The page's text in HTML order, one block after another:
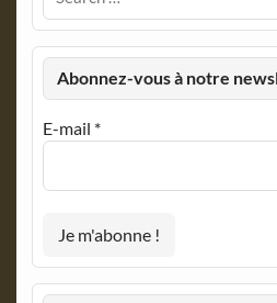
Abonnez-vous à notre
E-mail *